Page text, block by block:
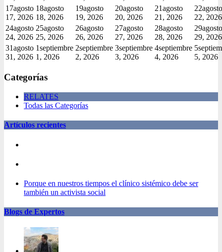
17agosto
17, 2026
18agosto
18, 2026
19agosto
19, 2026
20agosto
20, 2026
21agosto
21, 2026
22agosto
22, 2026
24agosto
24, 2026
25agosto
25, 2026
26agosto
26, 2026
27agosto
27, 2026
28agosto
28, 2026
29agosto
29, 2026
31agosto
31, 2026
1septiembre
1, 2026
2septiembre
2, 2026
3septiembre
3, 2026
4septiembre
4, 2026
5
5, 2026
Categorías
RELATES
Todas las Categorías
Artículos recientes
Porque en nuestros tiempos el clínico sistémico debe ser
también un activista social
Blogs de Expertos